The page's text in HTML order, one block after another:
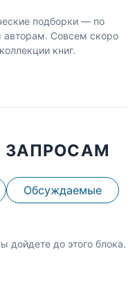
подборки — по
Совсем скоро
книг.
ЗАПРОСАМ
Обсуждаемые
дойдете до этого блока.